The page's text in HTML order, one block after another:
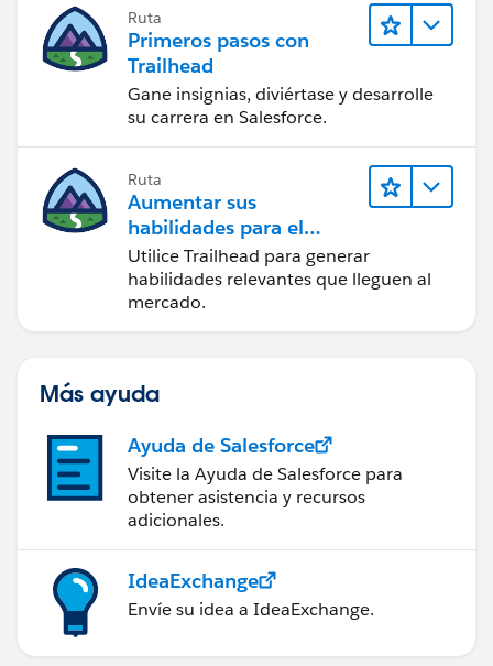
Ruta
Primeros pasos con
Trailhead
Gane insignias, diviértase y desarrolle
su carrera en Salesforce.
Ruta
Aumentar sus
habilidades para el
futuro con Trailhead
Utilice Trailhead para generar
habilidades relevantes que lleguen al
mercado.
Más ayuda
Ayuda de Salesforce
Visite la Ayuda de Salesforce para
obtener asistencia y recursos
adicionales.
IdeaExchange
Envíe su idea a IdeaExchange.